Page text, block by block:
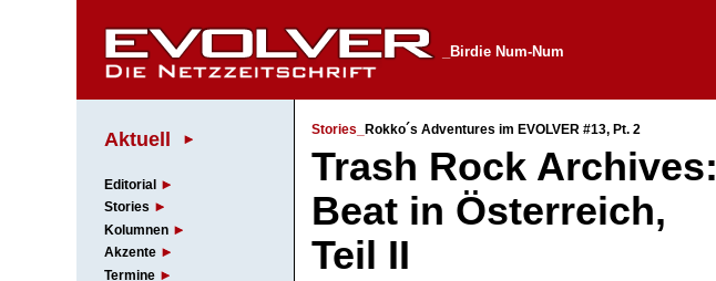
_Birdie Num-Num
Aktuell
Editorial
Stories
Kolumnen
Akzente
Termine
Stories_ Rokko´s Adventures im EVOLVER #13, Pt. 2
Trash Rock Archives:
Beat in Österreich,
Teil II